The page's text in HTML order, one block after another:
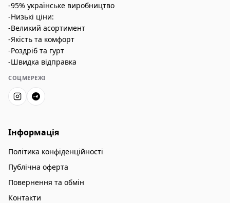
-95% українське виробництво
-Низькі ціни:
-Великий асортимент
-Якість та комфорт
-Роздріб та гурт
-Швидка відправка
СОЦМЕРЕЖІ
Інформація
Політика конфіденційності
Публічна оферта
Повернення та обмін
Контакти